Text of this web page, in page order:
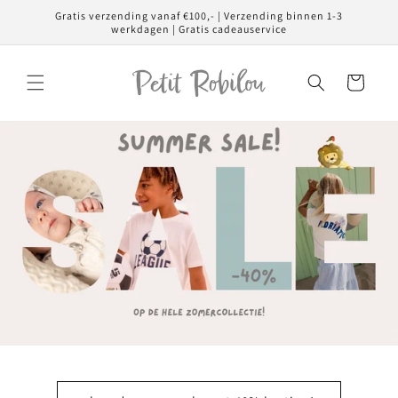
naar deGratis verzending vanaf €100,- | Verzending binnen 1-3
werkdagen | Gratis cadeauservice
Winkelwagen